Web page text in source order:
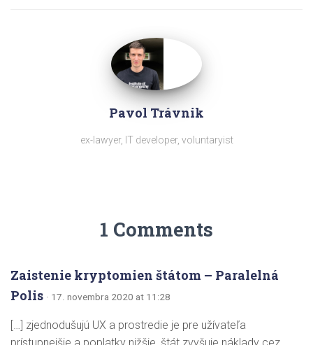
Pavol Trávnik
ex-lawyer, IT developer, voluntaryist
1 Comments
Zaistenie kryptomien štátom – Paralelná
Polis · 17. novembra 2020 at 11:28
[…] zjednodušujú UX a prostredie je pre užívateľa